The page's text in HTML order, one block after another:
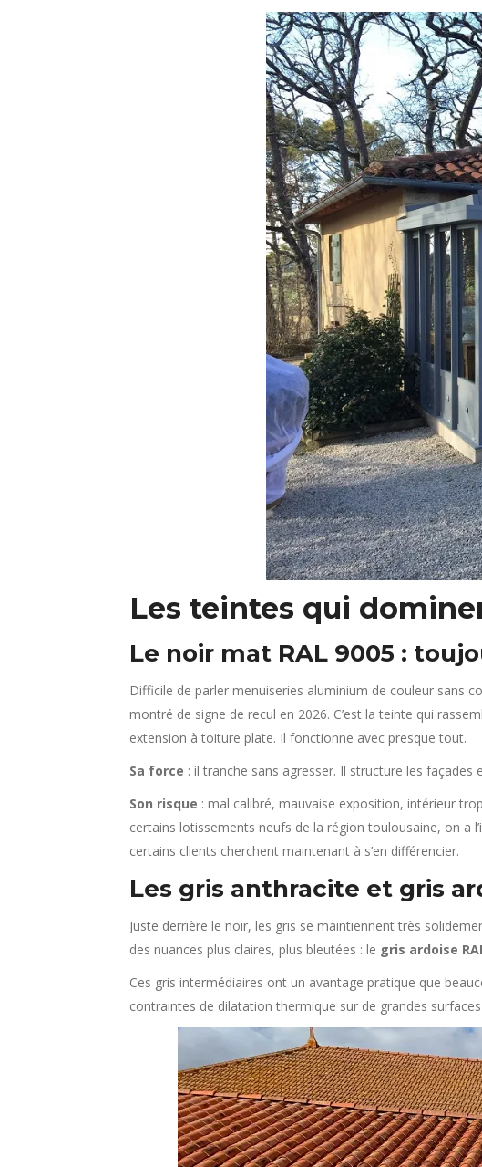
Les teintes qui
Le noir mat RAL 9005 :
Difficile de parler menuiseries aluminium de couleur sans
montré de signe de recul en 2026. C’est la teinte qui
extension à toiture plate. Il fonctionne avec presque tout.
Sa force : il tranche sans agresser. Il structure les
Son risque : mal calibré, mauvaise exposition, intérieur
certains lotissements neufs de la région toulousaine, on a
certains clients cherchent maintenant à s’en différencier.
Les gris anthracite et gris
Juste derrière le noir, les gris se maintiennent très
des nuances plus claires, plus bleutées : le gris ardoise
Ces gris intermédiaires ont un avantage pratique que
contraintes de dilatation thermique sur de grandes